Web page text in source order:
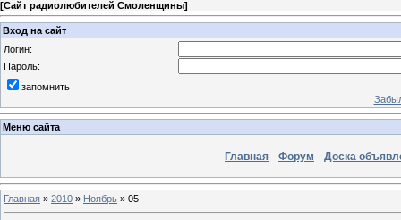
[Сайт радиолюбителей Смоленщины]
Вход на сайт
Логин:
Пароль:
запомнить
Меню сайта
Главная Форум Доска
Главная » 2010 » Ноябрь » 05